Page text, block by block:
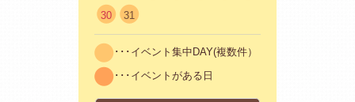
30 31
･･･イベント集中DAY(複数件）
･･･イベントがある日